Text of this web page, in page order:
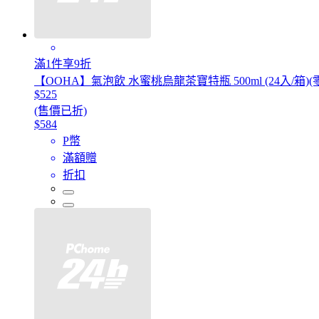
滿1件享9折
【OOHA】氣泡飲 水蜜桃烏龍茶寶特瓶 500ml (24入/箱)(
$525
(售價已折)
$584
P幣
滿額贈
折扣